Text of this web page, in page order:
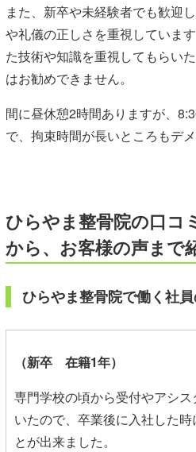
また、新卒や未経験者でも歓迎
や礼儀の正しさを重視していま
た技術や知識を重視してもらい
はお勧めできません。
間に昼休憩2時間ありますが、
で、拘束時間が長いところもデメ
ひらやま整骨院の口コ
から、お客様の声まで
ひらやま整骨院で働く社
（新卒 在籍1年）
専門学校の頃から受付やアシ
いたので、卒業後に入社した
とが出来ました。